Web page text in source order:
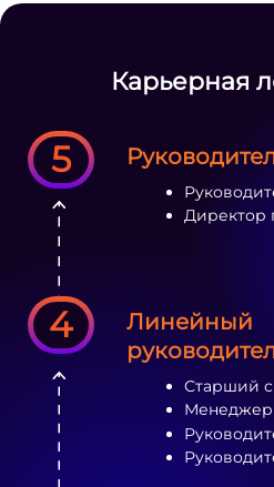
Карьерная
4
5
Линейный
Старший
Менеджер
Директор